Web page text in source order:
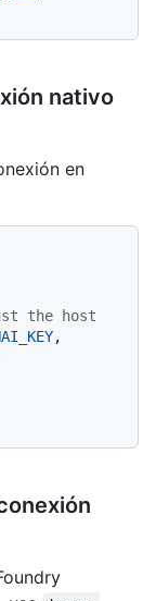
nativo
en
the host
,